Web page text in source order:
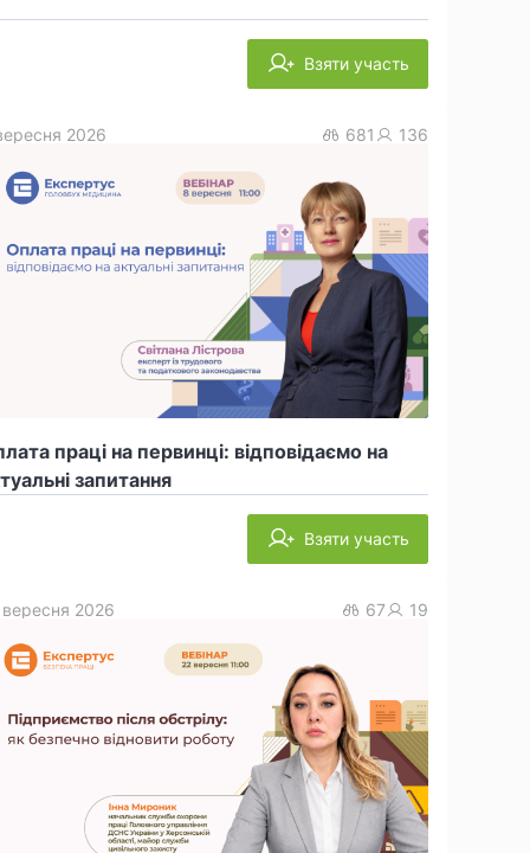
Взяти участь
праці на первинці: відповідаємо на
запитання
2026 681 136
Взяти участь
2026 67 19